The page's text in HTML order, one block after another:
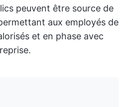
peuvent être source de
aux employés de
et en phase avec